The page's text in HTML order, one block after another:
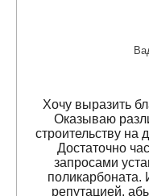
Хочу выразить
Оказываю
строительству на
Достаточно
запросами
поликарбоната.
репутацией,